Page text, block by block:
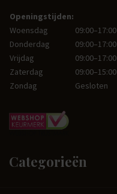
Openingstijden:
Woensdag
09:00–17:00
Donderdag
09:00–17:00
Vrijdag
09:00–17:00
Zaterdag
09:00–15:00
Zondag
Gesloten
Categorieën